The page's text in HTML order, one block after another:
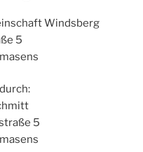
Windsberg
5
5